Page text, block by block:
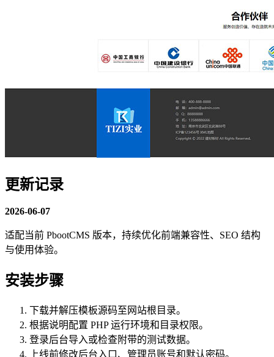
更新记录
2026-06-07
适配当前 PbootCMS 版本，持续优化前端兼容性、SEO 结构
与使用体验。
安装步骤
下载并解压模板源码至网站根目录。
根据说明配置 PHP 运行环境和目录权限。
登录后台导入或检查附带的测试数据。
上线前修改后台入口、管理员账号和默认密码。